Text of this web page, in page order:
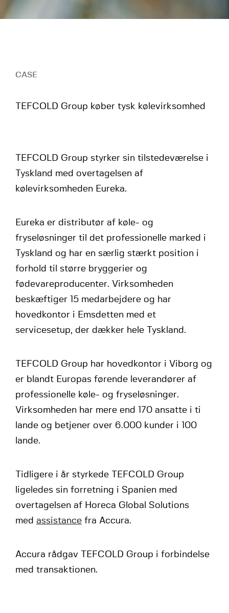
CASE
TEFCOLD Group køber tysk kølevirksomhed
TEFCOLD Group styrker sin tilstedeværelse i
Tyskland med overtagelsen af
kølevirksomheden Eureka.
Eureka er distributør af køle- og
fryseløsninger til det professionelle marked i
Tyskland og har en særlig stærkt position i
forhold til større bryggerier og
fødevareproducenter. Virksomheden
beskæftiger 15 medarbejdere og har
hovedkontor i Emsdetten med et
servicesetup, der dækker hele Tyskland.
TEFCOLD Group har hovedkontor i Viborg og
er blandt Europas førende leverandører af
professionelle køle- og fryseløsninger.
Virksomheden har mere end 170 ansatte i ti
lande og betjener over 6.000 kunder i 100
lande.
Tidligere i år styrkede TEFCOLD Group
ligeledes sin forretning i Spanien med
overtagelsen af Horeca Global Solutions
med assistance fra Accura.
Accura rådgav TEFCOLD Group i forbindelse
med transaktionen.